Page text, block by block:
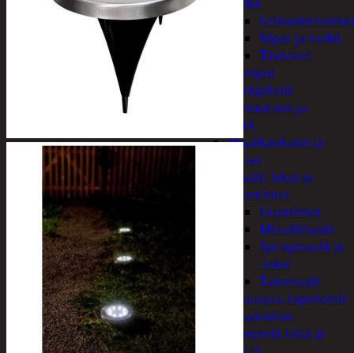
Nipat ja holkit
Tiivisteet
Pumput
Putkipihdit
Maalit, muuraus ja
tarvikkeet
Maalikaukalot ja -
astiat
Maalit, lakat ja
ohentimet
Liuottimet
Metallimaalit
Spraymaalit ja
-lakat
Talomaalit
Muuraus, tapetointi
ja laatoitus
Pensselit telat ja